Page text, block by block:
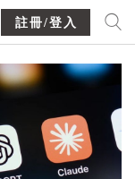
註冊/登入